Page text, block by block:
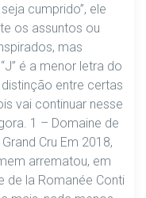
cumprido”, ele
os assuntos ou
mas
é a menor letra do
entre certas
vai continuar nesse
1 – Domaine de
Cru Em 2018,
arrematou, em
de la Romanée Conti